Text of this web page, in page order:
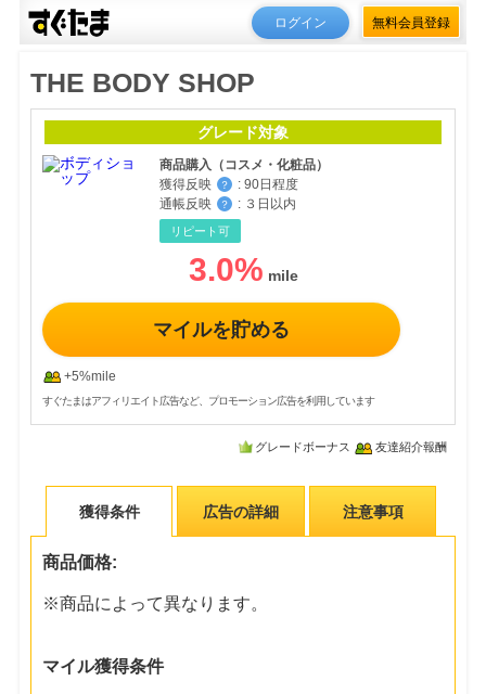
ログイン 無料会員登録
THE BODY SHOP
グレード対象
商品購入（コスメ・化粧品）
獲得反映
？ : 90日程度
通帳反映
？ : ３日以内
リピート可
3.0%
マイルを貯める
+5%mile
すぐたまはアフィリエイト広告など、プロモーション広告を利用しています
グレードボーナス 友達紹介報酬
獲得条件 広告の詳細 注意事項
商品価格:
※商品によって異なります。
マイル獲得条件